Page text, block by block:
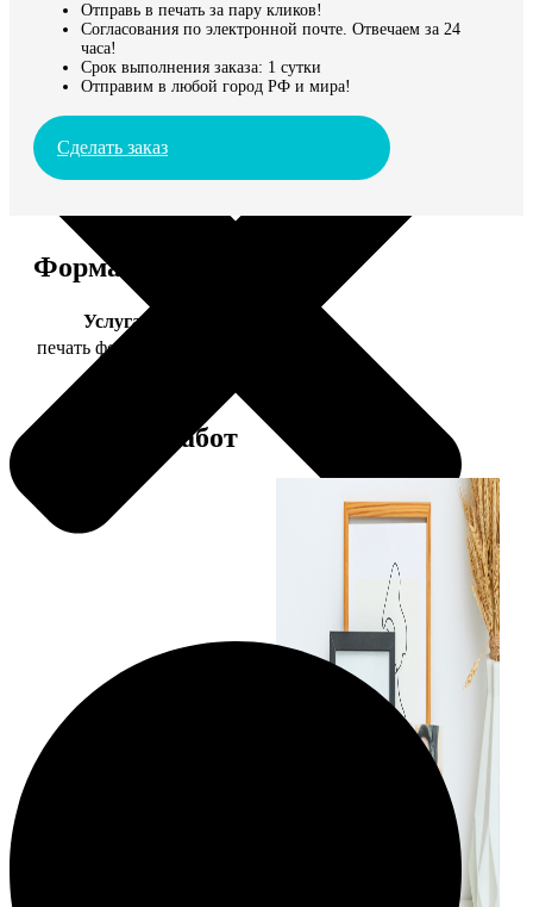
Отправь в печать за пару кликов!
Согласования по электронной почте. Отвечаем за 24
часа!
Срок выполнения заказа: 1 сутки
Отправим в любой город РФ и мира!
Сделать заказ
Форматы и цены
Услуга
печать фото 20х30
Примеры работ